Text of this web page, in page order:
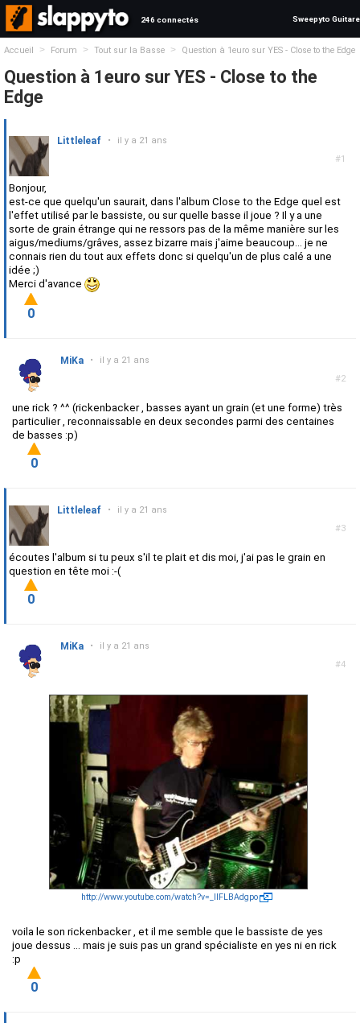
246 connectés Sweepyto Guitare
Accueil > Forum > Tout sur la Basse > Question à 1euro sur YES - Close to the Edge
Question à 1euro sur YES - Close to the
Edge
#1
Littleleaf • il y a 21 ans
Bonjour,
est-ce que quelqu'un saurait, dans l'album Close to the Edge quel est
l'effet utilisé par le bassiste, ou sur quelle basse il joue ? Il y a une
sorte de grain étrange qui ne ressors pas de la même manière sur les
aigus/mediums/grâves, assez bizarre mais j'aime beaucoup... je ne
connais rien du tout aux effets donc si quelqu'un de plus calé a une
idée ;)
Merci d'avance
0
#2
MiKa • il y a 21 ans
une rick ? ^^ (rickenbacker , basses ayant un grain (et une forme) très
particulier , reconnaissable en deux secondes parmi des centaines
de basses :p)
0
#3
Littleleaf • il y a 21 ans
écoutes l'album si tu peux s'il te plait et dis moi, j'ai pas le grain en
question en tête moi :-(
0
#4
MiKa • il y a 21 ans
http://www.youtube.com/watch?v=_IIFLBAdgpo
voila le son rickenbacker , et il me semble que le bassiste de yes
joue dessus ... mais je suis pas un grand spécialiste en yes ni en rick
:p
0